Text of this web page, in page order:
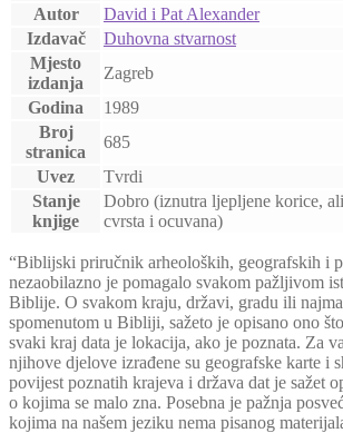
Autor
David i Pat Alexander
Izdavač
Duhovna stvarnost
Mjesto
izdanja
Zagreb
Godina
1989
Broj
stranica
685
Uvez
Tvrdi
Stanje
knjige
Dobro (iznutra ljepljene korice,
cvrsta i ocuvana)
“Biblijski priručnik arheoloških, geografskih i
nezaobilazno je pomagalo svakom pažljivom
Biblije. O svakom kraju, državi, gradu ili
spomenutom u Bibliji, sažeto je opisano ono
svaki kraj data je lokacija, ako je poznata. Za
njihove djelove izrađene su geografske karte i
povijest poznatih krajeva i država dat je sažet
o kojima se malo zna. Posebna je pažnja
kojima na našem jeziku nema pisanog